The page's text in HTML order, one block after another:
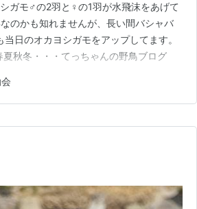
ガモ♂の2羽と♀の1羽が水飛沫をあげて
のかも知れませんが、長い間バシャバ
日のオカヨシガモをアップしてます。
秋冬・・・てっちゃんの野鳥ブログ